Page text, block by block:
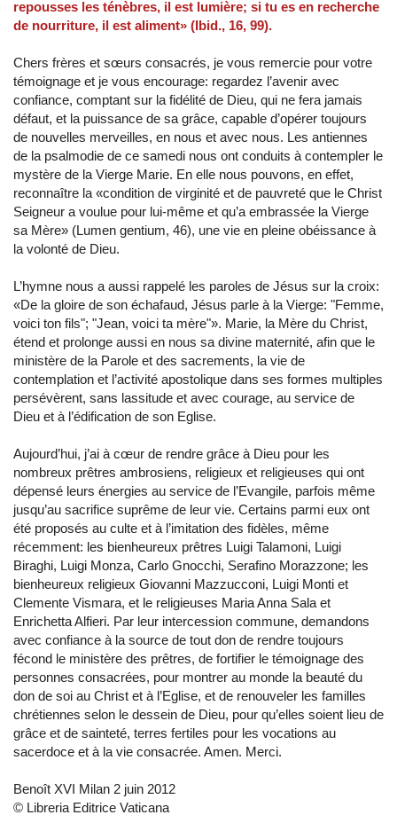
repousses les ténèbres, il est lumière; si tu es en recherche
de nourriture, il est aliment» (Ibid., 16, 99).
Chers frères et sœurs consacrés, je vous remercie pour votre
témoignage et je vous encourage: regardez l’avenir avec
confiance, comptant sur la fidélité de Dieu, qui ne fera jamais
défaut, et la puissance de sa grâce, capable d’opérer toujours
de nouvelles merveilles, en nous et avec nous. Les antiennes
de la psalmodie de ce samedi nous ont conduits à contempler le
mystère de la Vierge Marie. En elle nous pouvons, en effet,
reconnaître la «condition de virginité et de pauvreté que le Christ
Seigneur a voulue pour lui-même et qu’a embrassée la Vierge
sa Mère» (Lumen gentium, 46), une vie en pleine obéissance à
la volonté de Dieu.
L’hymne nous a aussi rappelé les paroles de Jésus sur la croix:
«De la gloire de son échafaud, Jésus parle à la Vierge: "Femme,
voici ton fils"; "Jean, voici ta mère"». Marie, la Mère du Christ,
étend et prolonge aussi en nous sa divine maternité, afin que le
ministère de la Parole et des sacrements, la vie de
contemplation et l’activité apostolique dans ses formes multiples
persévèrent, sans lassitude et avec courage, au service de
Dieu et à l’édification de son Eglise.
Aujourd’hui, j’ai à cœur de rendre grâce à Dieu pour les
nombreux prêtres ambrosiens, religieux et religieuses qui ont
dépensé leurs énergies au service de l’Evangile, parfois même
jusqu’au sacrifice suprême de leur vie. Certains parmi eux ont
été proposés au culte et à l’imitation des fidèles, même
récemment: les bienheureux prêtres Luigi Talamoni, Luigi
Biraghi, Luigi Monza, Carlo Gnocchi, Serafino Morazzone; les
bienheureux religieux Giovanni Mazzucconi, Luigi Monti et
Clemente Vismara, et le religieuses Maria Anna Sala et
Enrichetta Alfieri. Par leur intercession commune, demandons
avec confiance à la source de tout don de rendre toujours
fécond le ministère des prêtres, de fortifier le témoignage des
personnes consacrées, pour montrer au monde la beauté du
don de soi au Christ et à l’Eglise, et de renouveler les familles
chrétiennes selon le dessein de Dieu, pour qu’elles soient lieu de
grâce et de sainteté, terres fertiles pour les vocations au
sacerdoce et à la vie consacrée. Amen. Merci.
Benoît XVI Milan 2 juin 2012
© Libreria Editrice Vaticana